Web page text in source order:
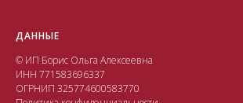
ДАННЫЕ
© ИП Борис Ольга Алексеевна
ИНН 771583696337
ОГРНИП 325774600583770